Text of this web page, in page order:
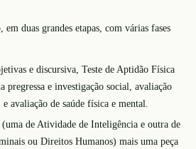
duas grandes etapas, com várias fases
e discursiva, Teste de Aptidão Física
e investigação social, avaliação
avaliação de saúde física e mental.
(uma de Atividade de Inteligência e outra de
ou Direitos Humanos) mais uma peça